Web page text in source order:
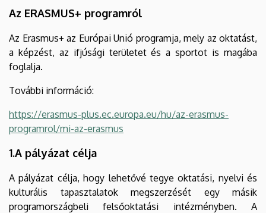
Az ERASMUS+ programról
Az Erasmus+ az Európai Unió programja, mely az oktatást,
a képzést, az ifjúsági területet és a sportot is magába
foglalja.
További információ:
https://erasmus-plus.ec.europa.eu/hu/az-erasmus-
programrol/mi-az-erasmus
1.A pályázat célja
A pályázat célja, hogy lehetővé tegye oktatási, nyelvi és
kulturális tapasztalatok megszerzését egy másik
programországbeli felsőoktatási intézményben. A